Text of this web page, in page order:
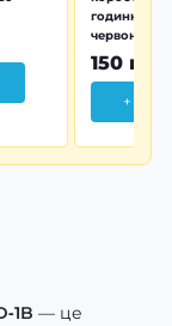
годинника
червона
150 грн
+
— це